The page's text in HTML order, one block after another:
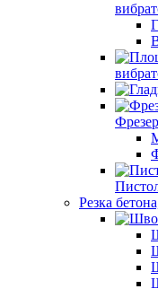
Резка